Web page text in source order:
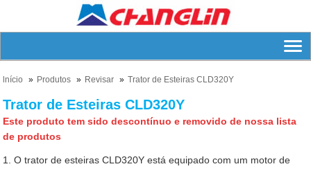
lnício Produtos Revisar Trator de Esteiras CLD320Y
Trator de Esteiras CLD320Y
Este produto tem sido descontínuo e removido de nossa lista
de produtos
1. O trator de esteiras CLD320Y está equipado com um motor de